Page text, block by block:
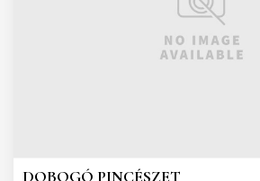
DOBOGÓ PINCÉSZET